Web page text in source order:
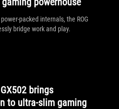
packed internals, the ROG
bridge work and play.
brings
to ultra-slim gaming